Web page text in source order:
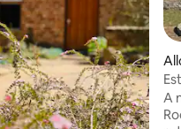
de 5; 104 avaluacions
ng
A